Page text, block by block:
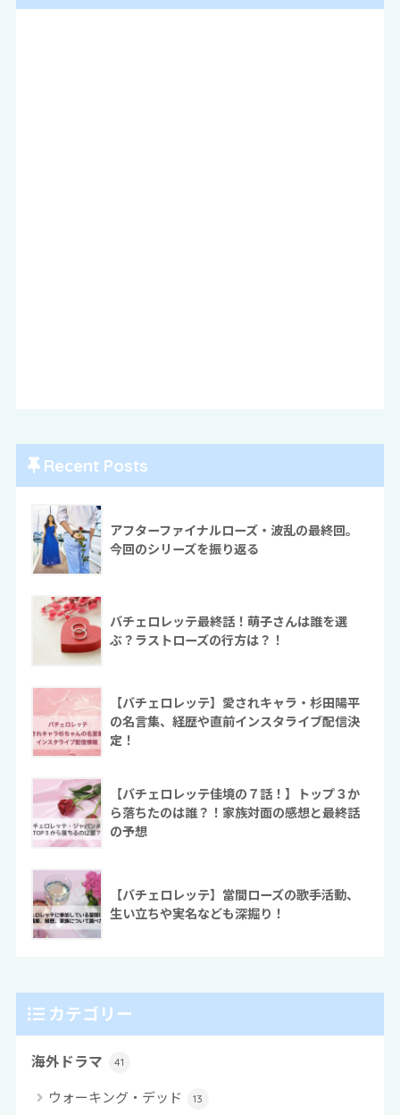
Recent Posts
アフターファイナルローズ・波乱の最終回。
今回のシリーズを振り返る
バチェロレッテ最終話！萌子さんは誰を選
ぶ？ラストローズの行方は？！
【バチェロレッテ】愛されキャラ・杉田陽平
の名言集、経歴や直前インスタライブ配信決
定！
【バチェロレッテ佳境の７話！】トップ３か
ら落ちたのは誰？！家族対面の感想と最終話
の予想
【バチェロレッテ】當間ローズの歌手活動、
生い立ちや実名なども深掘り！
カテゴリー
海外ドラマ 41
ウォーキング・デッド 13